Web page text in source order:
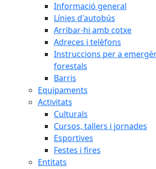
Informació general
Línies d'autobús
Arribar-hi amb cotxe
Adreces i telèfons
Instruccions per a
forestals
Barris
Equipaments
Activitats
Culturals
Cursos, tallers i jornades
Esportives
Festes i fires
Entitats